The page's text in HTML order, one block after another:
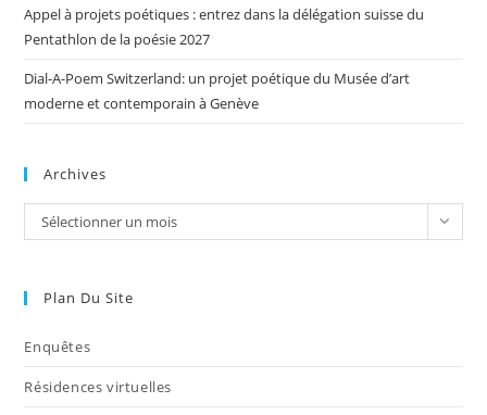
Appel à projets poétiques : entrez dans la délégation suisse du
Pentathlon de la poésie 2027
Dial-A-Poem Switzerland: un projet poétique du Musée d’art
moderne et contemporain à Genève
Archives
Sélectionner un mois
Plan Du Site
Enquêtes
Résidences virtuelles